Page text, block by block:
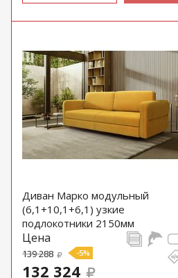
Диван Марко модульный
(6,1+10,1+6,1) узкие
подлокотники 2150мм
Цена
139 288 -5%
132 324